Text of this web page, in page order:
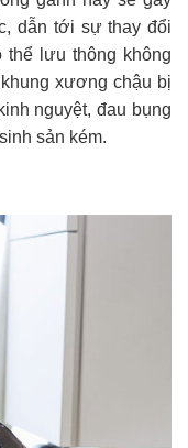
dẫn tới sự thay đổi
thể lưu thông không
xương chậu bị
nguyệt, đau bụng
sản kém.